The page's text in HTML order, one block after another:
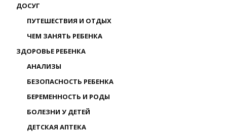
ДОСУГ
ПУТЕШЕСТВИЯ И ОТДЫХ
ЧЕМ ЗАНЯТЬ РЕБЕНКА
ЗДОРОВЬЕ РЕБЕНКА
АНАЛИЗЫ
БЕЗОПАСНОСТЬ РЕБЕНКА
БЕРЕМЕННОСТЬ И РОДЫ
БОЛЕЗНИ У ДЕТЕЙ
ДЕТСКАЯ АПТЕКА